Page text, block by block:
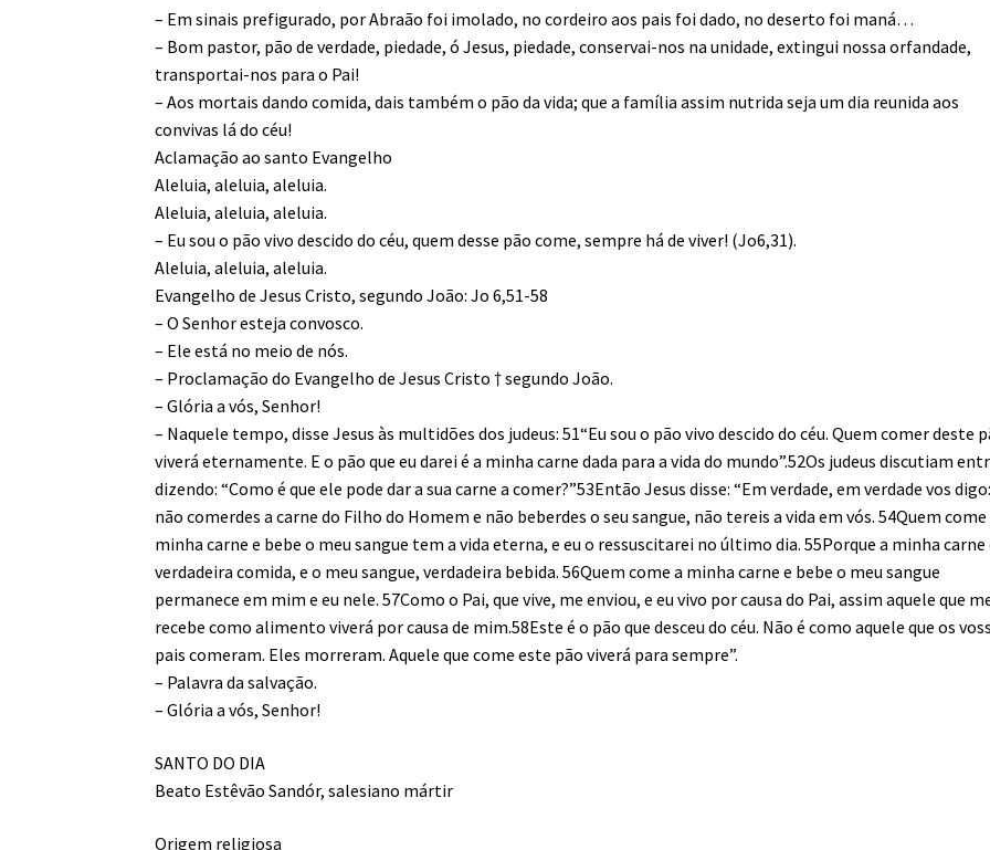
– Em sinais prefigurado, por Abraão foi imolado, no cordeiro aos pais foi dado, no deserto foi maná…
– Bom pastor, pão de verdade, piedade, ó Jesus, piedade, conservai-nos na unidade, extingui nossa orfandade,
transportai-nos para o Pai!
– Aos mortais dando comida, dais também o pão da vida; que a família assim nutrida seja um dia reunida aos
convivas lá do céu!
Aclamação ao santo Evangelho
Aleluia, aleluia, aleluia.
Aleluia, aleluia, aleluia.
– Eu sou o pão vivo descido do céu, quem desse pão come, sempre há de viver! (Jo6,31).
Aleluia, aleluia, aleluia.
Evangelho de Jesus Cristo, segundo João: Jo 6,51-58
– O Senhor esteja convosco.
– Ele está no meio de nós.
– Proclamação do Evangelho de Jesus Cristo † segundo João.
– Glória a vós, Senhor!
– Naquele tempo, disse Jesus às multidões dos judeus: 51“Eu sou o pão vivo descido do céu. Quem comer deste
viverá eternamente. E o pão que eu darei é a minha carne dada para a vida do mundo”.52Os judeus discutiam
dizendo: “Como é que ele pode dar a sua carne a comer?”53Então Jesus disse: “Em verdade, em verdade vos
não comerdes a carne do Filho do Homem e não beberdes o seu sangue, não tereis a vida em vós. 54Quem come
minha carne e bebe o meu sangue tem a vida eterna, e eu o ressuscitarei no último dia. 55Porque a minha carne
verdadeira comida, e o meu sangue, verdadeira bebida. 56Quem come a minha carne e bebe o meu sangue
permanece em mim e eu nele. 57Como o Pai, que vive, me enviou, e eu vivo por causa do Pai, assim aquele que
recebe como alimento viverá por causa de mim.58Este é o pão que desceu do céu. Não é como aquele que os
pais comeram. Eles morreram. Aquele que come este pão viverá para sempre”.
– Palavra da salvação.
– Glória a vós, Senhor!
SANTO DO DIA
Beato Estêvão Sandór, salesiano mártir
Origem religiosa